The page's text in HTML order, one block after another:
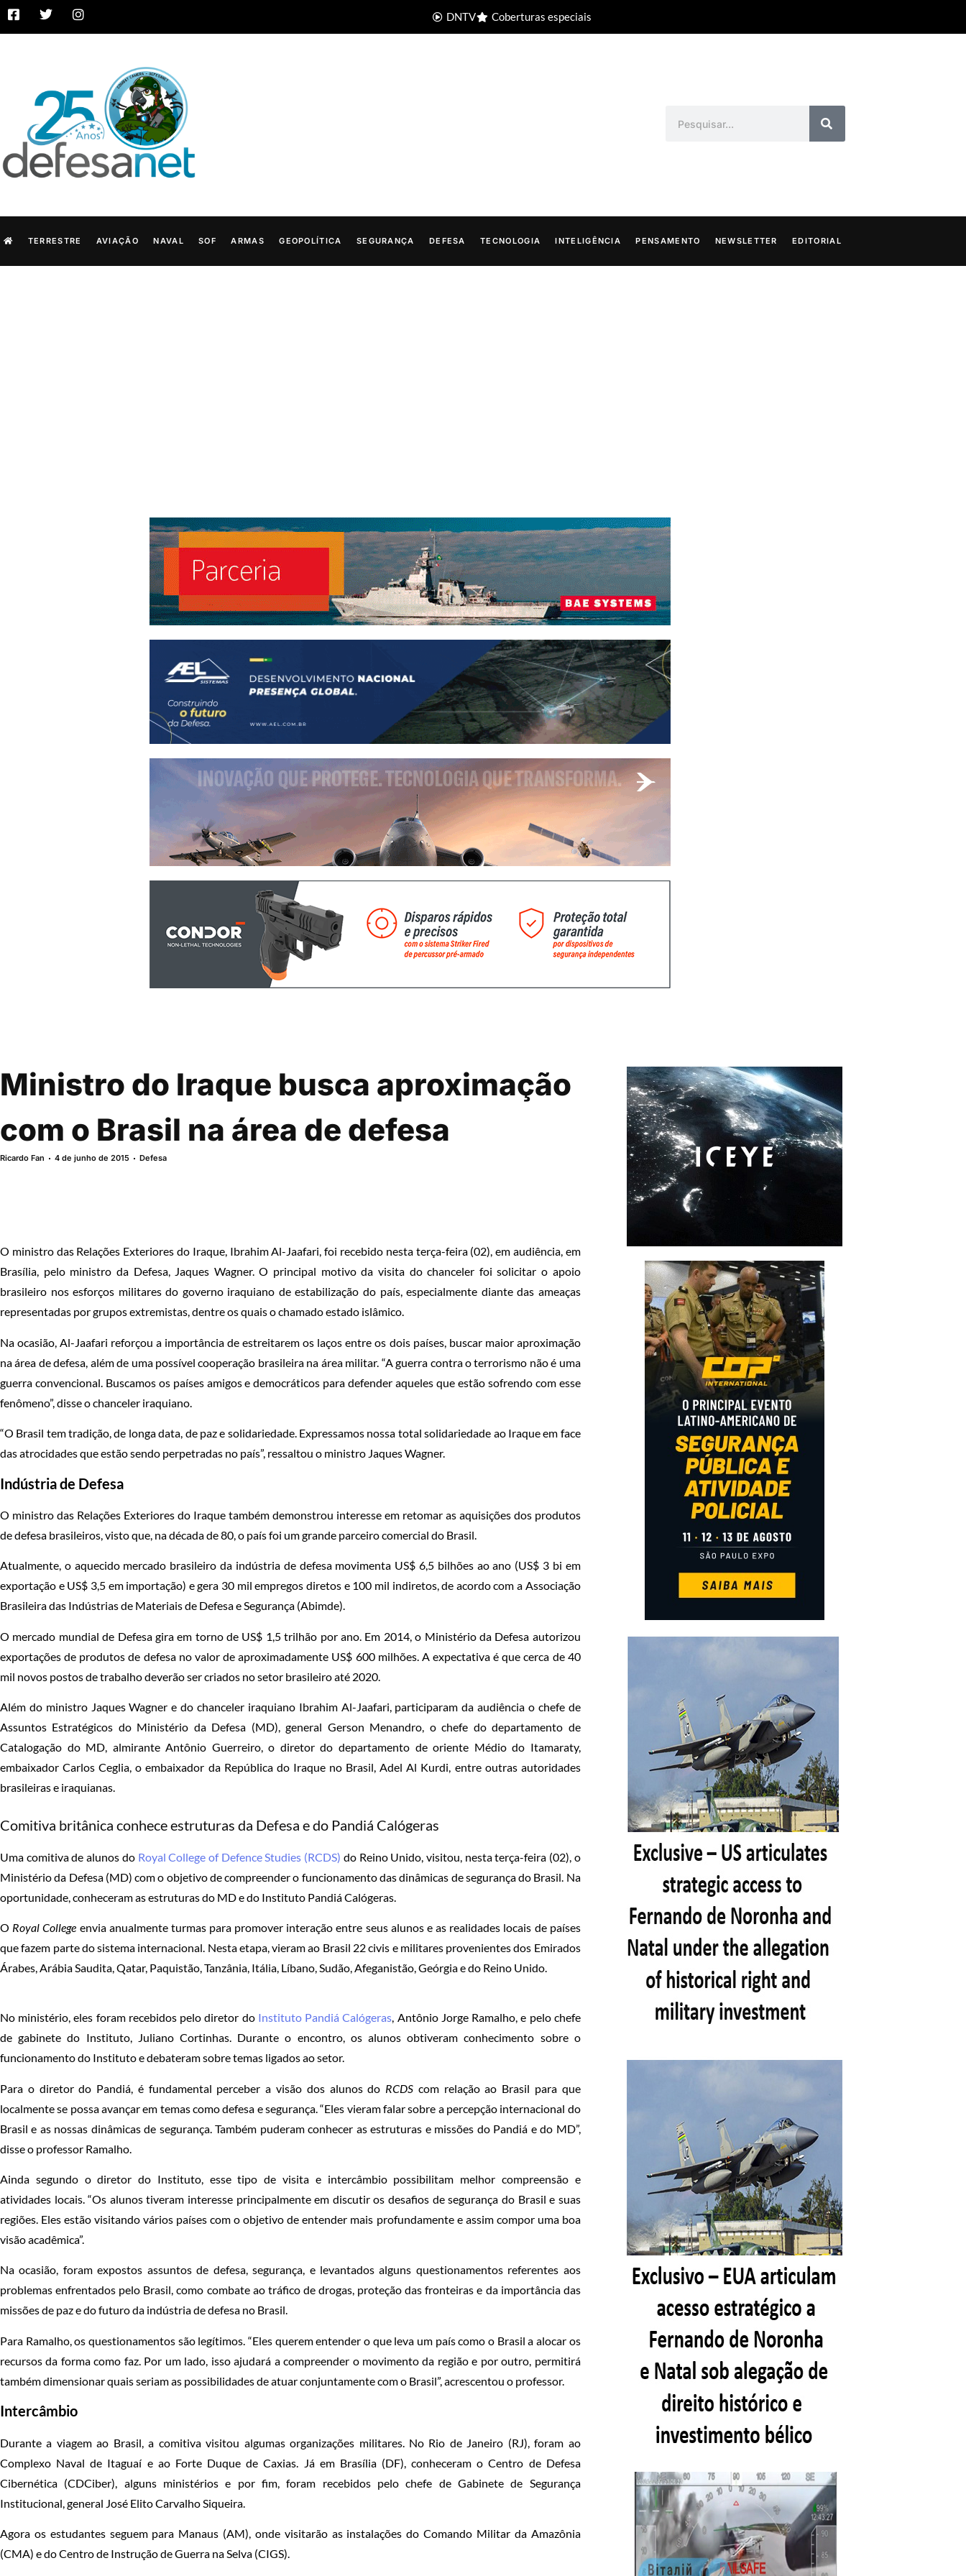
DNTV Coberturas especiais
TERRESTRE AVIAÇÃO NAVAL SOF ARMAS GEOPOLÍTICA SEGURANÇA DEFESA TECNOLOGIA INTELIGÊNCIA PENSAMENTO NEWSLETTER EDITORIAL
Ministro do Iraque busca aproximação
com o Brasil na área de defesa
Ricardo Fan 4 de junho de 2015 Defesa
O ministro das Relações Exteriores do Iraque, Ibrahim Al-Jaafari, foi recebido nesta terça-feira (02), em audiência, em
Brasília, pelo ministro da Defesa, Jaques Wagner. O principal motivo da visita do chanceler foi solicitar o apoio
brasileiro nos esforços militares do governo iraquiano de estabilização do país, especialmente diante das ameaças
representadas por grupos extremistas, dentre os quais o chamado estado islâmico.
Na ocasião, Al-Jaafari reforçou a importância de estreitarem os laços entre os dois países, buscar maior aproximação
na área de defesa, além de uma possível cooperação brasileira na área militar. “A guerra contra o terrorismo não é uma
guerra convencional. Buscamos os países amigos e democráticos para defender aqueles que estão sofrendo com esse
fenômeno”, disse o chanceler iraquiano.
“O Brasil tem tradição, de longa data, de paz e solidariedade. Expressamos nossa total solidariedade ao Iraque em face
das atrocidades que estão sendo perpetradas no país”, ressaltou o ministro Jaques Wagner.
Indústria de Defesa
O ministro das Relações Exteriores do Iraque também demonstrou interesse em retomar as aquisições dos produtos
de defesa brasileiros, visto que, na década de 80, o país foi um grande parceiro comercial do Brasil.
Atualmente, o aquecido mercado brasileiro da indústria de defesa movimenta US$ 6,5 bilhões ao ano (US$ 3 bi em
exportação e US$ 3,5 em importação) e gera 30 mil empregos diretos e 100 mil indiretos, de acordo com a Associação
Brasileira das Indústrias de Materiais de Defesa e Segurança (Abimde).
O mercado mundial de Defesa gira em torno de US$ 1,5 trilhão por ano. Em 2014, o Ministério da Defesa autorizou
exportações de produtos de defesa no valor de aproximadamente US$ 600 milhões. A expectativa é que cerca de 40
mil novos postos de trabalho deverão ser criados no setor brasileiro até 2020.
Além do ministro Jaques Wagner e do chanceler iraquiano Ibrahim Al-Jaafari, participaram da audiência o chefe de
Assuntos Estratégicos do Ministério da Defesa (MD), general Gerson Menandro, o chefe do departamento de
Catalogação do MD, almirante Antônio Guerreiro, o diretor do departamento de oriente Médio do Itamaraty,
embaixador Carlos Ceglia, o embaixador da República do Iraque no Brasil, Adel Al Kurdi, entre outras autoridades
brasileiras e iraquianas.
Comitiva britânica conhece estruturas da Defesa e do Pandiá Calógeras
Uma comitiva de alunos do Royal College of Defence Studies (RCDS) do Reino Unido, visitou, nesta terça-feira (02), o
Ministério da Defesa (MD) com o objetivo de compreender o funcionamento das dinâmicas de segurança do Brasil. Na
oportunidade, conheceram as estruturas do MD e do Instituto Pandiá Calógeras.
O Royal College envia anualmente turmas para promover interação entre seus alunos e as realidades locais de países
que fazem parte do sistema internacional. Nesta etapa, vieram ao Brasil 22 civis e militares provenientes dos Emirados
Árabes, Arábia Saudita, Qatar, Paquistão, Tanzânia, Itália, Líbano, Sudão, Afeganistão, Geórgia e do Reino Unido.
No ministério, eles foram recebidos pelo diretor doInstituto Pandiá Calógeras, Antônio Jorge Ramalho, e pelo chefe
de gabinete do Instituto, Juliano Cortinhas. Durante o encontro, os alunos obtiveram conhecimento sobre o
funcionamento do Instituto e debateram sobre temas ligados ao setor.
Para o diretor do Pandiá, é fundamental perceber a visão dos alunos do RCDS com relação ao Brasil para que
localmente se possa avançar em temas como defesa e segurança. “Eles vieram falar sobre a percepção internacional do
Brasil e as nossas dinâmicas de segurança. Também puderam conhecer as estruturas e missões do Pandiá e do MD”,
disse o professor Ramalho.
Ainda segundo o diretor do Instituto, esse tipo de visita e intercâmbio possibilitam melhor compreensão e
atividades locais. “Os alunos tiveram interesse principalmente em discutir os desafios de segurança do Brasil e suas
regiões. Eles estão visitando vários países com o objetivo de entender mais profundamente e assim compor uma boa
visão acadêmica”.
Na ocasião, foram expostos assuntos de defesa, segurança, e levantados alguns questionamentos referentes aos
problemas enfrentados pelo Brasil, como combate ao tráfico de drogas, proteção das fronteiras e da importância das
missões de paz e do futuro da indústria de defesa no Brasil.
Para Ramalho, os questionamentos são legítimos. “Eles querem entender o que leva um país como o Brasil a alocar os
recursos da forma como faz. Por um lado, isso ajudará a compreender o movimento da região e por outro, permitirá
também dimensionar quais seriam as possibilidades de atuar conjuntamente com o Brasil”, acrescentou o professor.
Intercâmbio
Durante a viagem ao Brasil, a comitiva visitou algumas organizações militares. No Rio de Janeiro (RJ), foram ao
Complexo Naval de Itaguaí e ao Forte Duque de Caxias. Já em Brasília (DF), conheceram o Centro de Defesa
Cibernética (CDCiber), alguns ministérios e por fim, foram recebidos pelo chefe de Gabinete de Segurança
Institucional, general José Elito Carvalho Siqueira.
Agora os estudantes seguem para Manaus (AM), onde visitarão as instalações do Comando Militar da Amazônia
(CMA) e do Centro de Instrução de Guerra na Selva (CIGS).